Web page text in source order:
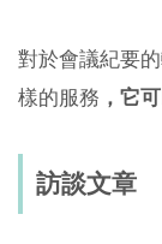
對於會議紀要
樣的服務 ，它
訪談文章